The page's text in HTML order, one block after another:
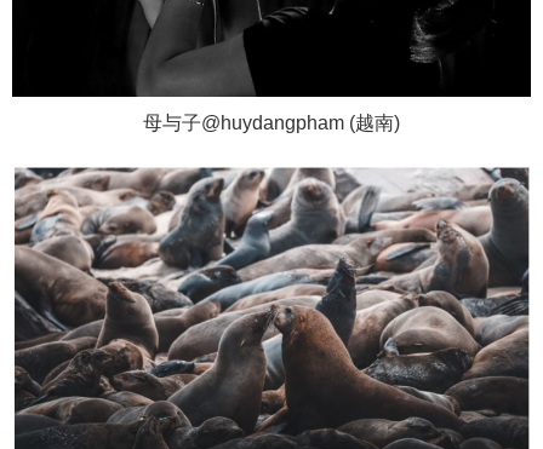
母与子@huydangpham (越南)